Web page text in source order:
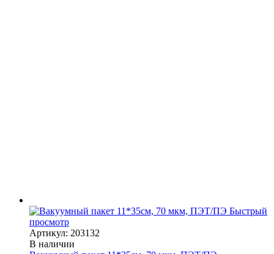
Быстрый
просмотр
Артикул: 203132
В наличии